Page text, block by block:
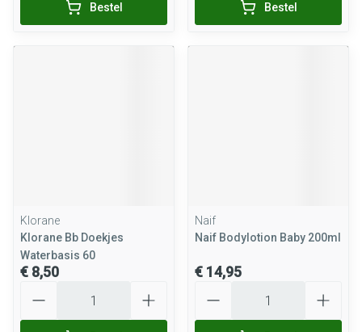
Bestel Bestel
Klorane
Klorane Bb Doekjes
Waterbasis 60
€ 8,50
Naif
Naif Bodylotion Baby 200ml
€ 14,95